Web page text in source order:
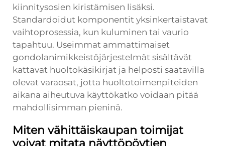
kiinnitysosien kiristämisen lisäksi.
Standardoidut komponentit yksinkertaistavat
vaihtoprosessia, kun kuluminen tai vaurio
tapahtuu. Useimmat ammattimaiset
gondolanimikkeistöjärjestelmät sisältävät
kattavat huoltokäsikirjat ja helposti saatavilla
olevat varaosat, jotta huoltotoimenpiteiden
aikana aiheutuva käyttökatko voidaan pitää
mahdollisimman pieninä.
Miten vähittäiskaupan toimijat
voivat mitata näyttöpöytien